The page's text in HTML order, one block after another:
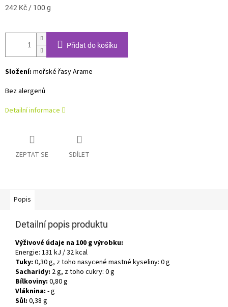
Měrná
242 Kč / 100 g
Přidat do košíku
Složení: mořské řasy Arame
Bez alergenů
Detailní informace
ZEPTAT SE SDÍLET
Popis
Detailní popis produktu
Výživové údaje na 100 g výrobku:
Energie: 131 kJ / 32 kcal
Tuky: 0,30 g, z toho nasycené mastné kyseliny: 0 g
Sacharidy: 2 g, z toho cukry: 0 g
Bílkoviny: 0,80 g
Vláknina: - g
Sůl: 0,38 g